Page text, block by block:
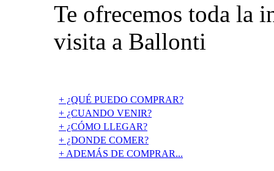
Te ofrecemos toda la
visita a Ballonti
+ ¿QUÉ PUEDO COMPRAR?
+ ¿CUANDO VENIR?
+ ¿CÓMO LLEGAR?
+ ¿DONDE COMER?
+ ADEMÁS DE COMPRAR...